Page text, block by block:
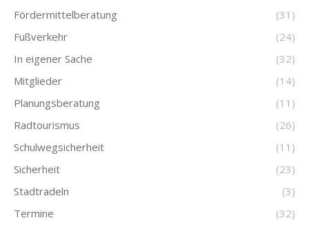
Fördermittelberatung
(31)
Fußverkehr
(24)
In eigener Sache
(32)
Mitglieder
(14)
Planungsberatung
(11)
Radtourismus
(26)
Schulwegsicherheit
(11)
Sicherheit
(23)
Stadtradeln
(3)
Termine
(32)